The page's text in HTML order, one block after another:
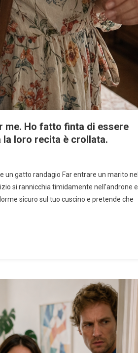
me. Ho fatto finta di essere
loro recita è crollata.
gatto randagio Far entrare un marito nel
si rannicchia timidamente nell’androne e
sicuro sul tuo cuscino e pretende che